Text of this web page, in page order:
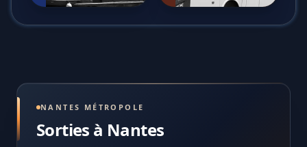
NANTES MÉTROPOLE
Sorties à Nantes